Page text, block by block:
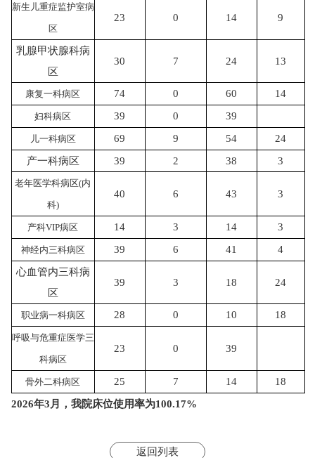
新生儿重症监护室病
区
23 0 14 9
乳腺甲状腺科病
区
30 7 24 13
康复一科病区 74 0 60 14
妇科病区 39 0 39
儿一科病区 69 9 54
24
产一科病区
39 2 38 3
老年医学科病区(内
科)
40 6 43 3
产科VIP病区 14 3 14 3
神经内三科病区 39 6 41
4
心血管内三科病
区
39 3 18 24
职业病一科病区 28 0 10 18
呼吸与危重症医学三
科病区
23 0 39
骨外二科病区 25 7 14
18
2026年3月，我院床位使用率为100.17%
返回列表